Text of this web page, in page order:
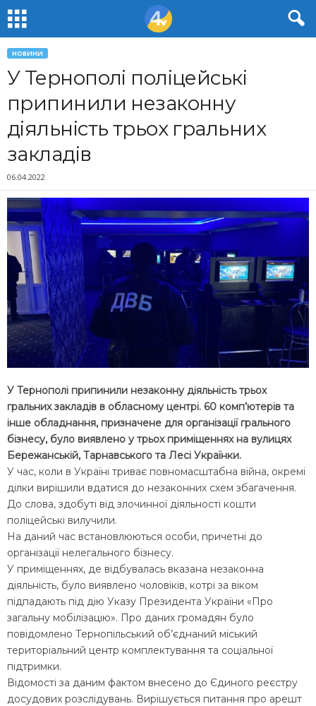
НОВИНИ
У Тернополі поліцейські
припинили незаконну
діяльність трьох гральних
закладів
06.04.2022
У Тернополі припинили незаконну діяльність трьох
гральних закладів в обласному центрі. 60 комп’ютерів та
інше обладнання, призначене для організації грального
бізнесу, було виявлено у трьох приміщеннях на вулицях
Бережанській, Тарнавського та Лесі Українки.
У час, коли в Україні триває повномасштабна війна, окремі
ділки вирішили вдатися до незаконних схем збагачення.
До слова, здобуті від злочинної діяльності кошти
поліцейські вилучили.
На даний час встановлюються особи, причетні до
організації нелегального бізнесу.
У приміщеннях, де відбувалась вказана незаконна
діяльність, було виявлено чоловіків, котрі за віком
підпадають під дію Указу Президента України «Про
загальну мобілізацію». Про даних громадян було
повідомлено Тернопільський об’єднаний міський
територіальний центр комплектування та соціальної
підтримки.
Відомості за даним фактом внесено до Єдиного реєстру
досудових розслідувань. Вирішується питання про арешт